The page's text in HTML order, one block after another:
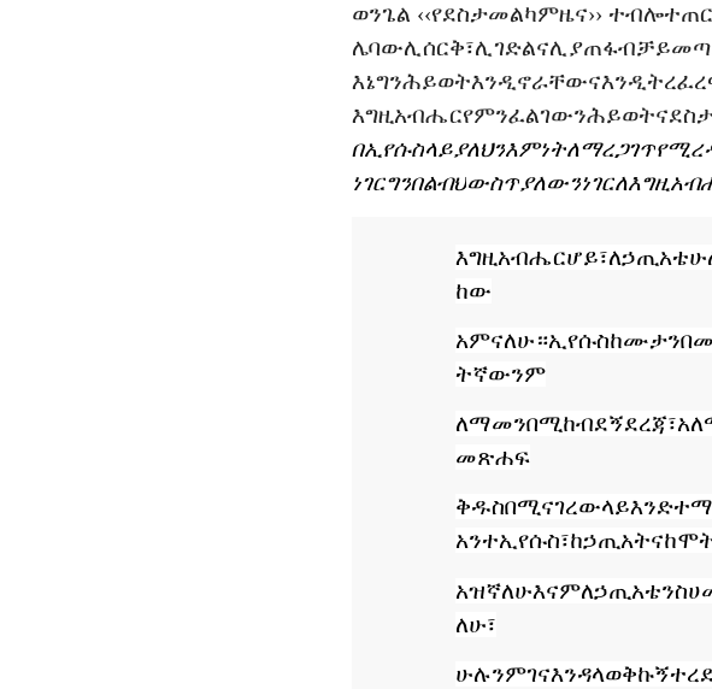
ወንጌል ‹‹የደስታመልካምዜና›› ተብሎ
ሌባውሊሰርቅ፣ሊገድልናሊያጠፋብቻ
እኔግንሕይወትእንዲኖራቸውና
እግዚአብሔርየምንፈልገውንሕይወትና
በኢየሱስላይያለህንእምነትለማረጋገጥ
ነገርግንበልብህውስጥያለውንነገር
እግዚአብሔርሆይ፣ለኃጢአቴ
ከው
አምናለሁ።ኢየሱስከሙታን
ትኛውንም
ለማመንበሚከብደኝደረጃ፣
መጽሐፍ
ቅዱስበሚናገረውላይ
አንተኢየሱስ፣ከኃጢአትና
አዝኛለሁእናምለኃጢአቴንስሀ
ለሁ፣
ሁሉንምገናእንዳላወቅኩኝ